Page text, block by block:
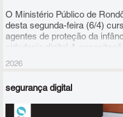
O Ministério Público de
desta segunda-feira (6/4)
agentes de proteção da
cidadania digital.A
Nacional de Combate ao
2026
segurança digital